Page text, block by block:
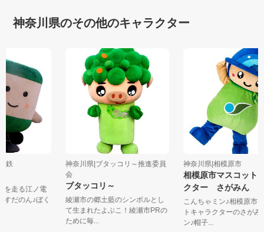
神奈川県のその他のキャラクター
鉄
を走る江ノ電
すだのん♪ぼく
神奈川県|ブタッコリ～推進委員
会
ブタッコリ～
綾瀬市の郷土藍のシンボルとし
て生まれたよぶこ！綾瀬市PRの
ために毎...
神奈川県|相模原市
相模原市マスコッ
クター さがみん
こんちゃミン♪相模原
トキャラクターのさが
ン♪帽子...